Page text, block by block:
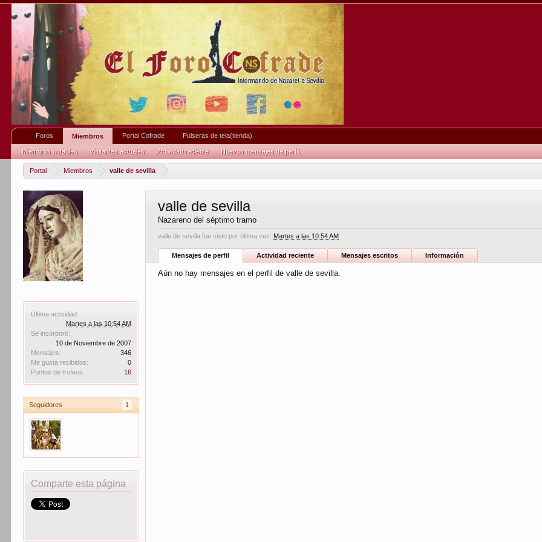
Portal Miembros valle de sevilla
Última actividad:
Martes a las 10:54 AM
Se incorporó:
10 de Noviembre de 2007
Mensajes:
346
Me gusta recibidos:
0
Puntos de trofeos:
16
Seguidores 1
Comparte esta página
valle de sevilla
Nazareno del séptimo tramo
valle de sevilla fue visto por última vez: Martes a las 10:54 AM
Mensajes de perfil Actividad reciente Mensajes escritos Información
Aún no hay mensajes en el perfil de valle de sevilla.
Foros Miembros
Miembros notables Visitantes actuales Actividad reciente Nuevos mensajes de perfil
Portal Cofrade Pulseras de tela(tienda)